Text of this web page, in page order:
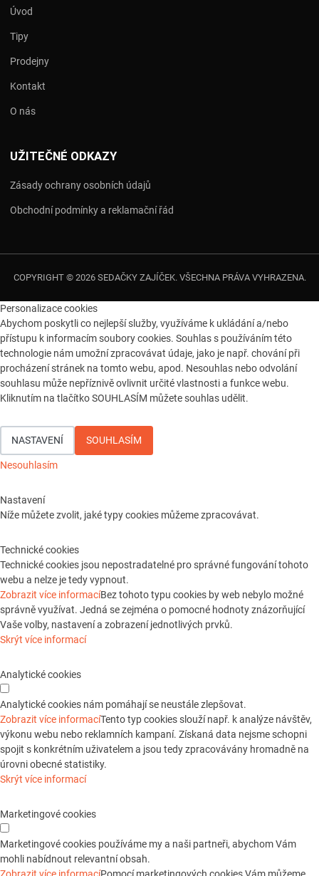
Úvod
Tipy
Prodejny
Kontakt
O nás
UŽITEČNÉ ODKAZY
Zásady ochrany osobních údajů
Obchodní podmínky a reklamační řád
COPYRIGHT © 2026 SEDAČKY ZAJÍČEK. VŠECHNA PRÁVA VYHRAZENA.
Personalizace cookies
Abychom poskytli co nejlepší služby, využíváme k ukládání a/nebo
přístupu k informacím soubory cookies. Souhlas s používáním této
technologie nám umožní zpracovávat údaje, jako je např. chování při
procházení stránek na tomto webu, apod. Nesouhlas nebo odvolání
souhlasu může nepříznivě ovlivnit určité vlastnosti a funkce webu.
Kliknutím na tlačítko SOUHLASÍM můžete souhlas udělit.
NASTAVENÍ SOUHLASÍM
Nesouhlasím
Nastavení
Níže můžete zvolit, jaké typy cookies můžeme zpracovávat.
Technické cookies
Technické cookies jsou nepostradatelné pro správné fungování tohoto
webu a nelze je tedy vypnout.
Zobrazit více informacíBez tohoto typu cookies by web nebylo možné
správně využívat. Jedná se zejména o pomocné hodnoty znázorňující
Vaše volby, nastavení a zobrazení jednotlivých prvků.
Skrýt více informací
Analytické cookies
Analytické cookies nám pomáhají se neustále zlepšovat.
Zobrazit více informacíTento typ cookies slouží např. k analýze návštěv,
výkonu webu nebo reklamních kampaní. Získaná data nejsme schopni
spojit s konkrétním uživatelem a jsou tedy zpracovávány hromadně na
úrovni obecné statistiky.
Skrýt více informací
Marketingové cookies
Marketingové cookies používáme my a naši partneři, abychom Vám
mohli nabídnout relevantní obsah.